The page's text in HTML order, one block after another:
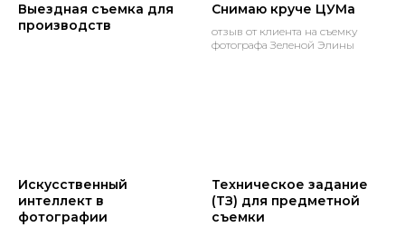
Выездная съемка для
производств
Снимаю круче ЦУМа
отзыв от клиента на съемку
фотографа Зеленой Элины
Искусственный
интеллект в
фотографии
Техническое задание
(ТЗ) для предметной
съемки